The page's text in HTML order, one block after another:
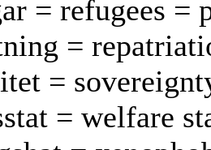
= refugees =
=
=
= welfare